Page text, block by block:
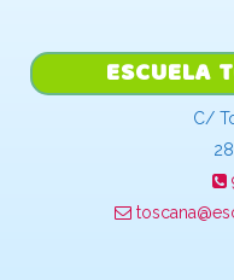
ESCUELA
C/